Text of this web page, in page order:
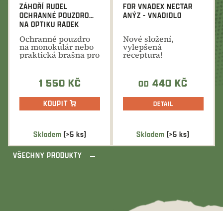
Skladem (>5 ks)
ZÁHOŘÍ RUDEL
OCHRANNÉ POUZDRO
NA OPTIKU RADEK
Ochranné pouzdro
na monokulár nebo
praktická brašna pro
přenos potřeb na...
1 550 KČ
KOUPIT
Skladem(>5 ks)
FOR VNADEX NECTAR
ANÝZ - VNADIDLO
Nové složení,
vylepšená
receptura!
Neodolatelná
příchutí...
OD 440 KČ
DETAIL
VŠECHNY PRODUKTY